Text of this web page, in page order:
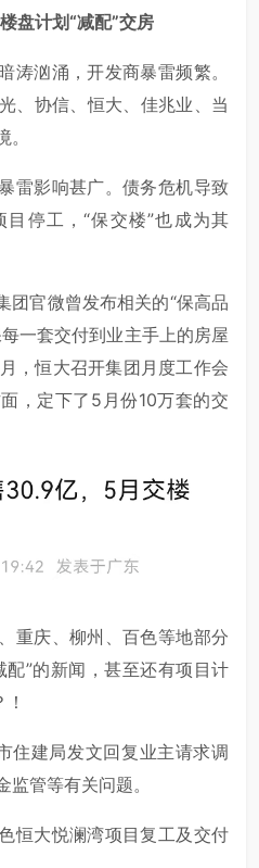
盘计划“减配”交房
涛汹涌，开发商暴雷频繁。
、协信、恒大、佳兆业、当
雷影响甚广。债务危机导致
停工，“保交楼”也成为其
团官微曾发布相关的“保高品
一套交付到业主手上的房屋
，恒大召开集团月度工作会
，定下了5月份10万套的交
重庆、柳州、百色等地部分
”的新闻，甚至还有项目计
住建局发文回复业主请求调
管等有关问题。
恒大悦澜湾项目复工及交付